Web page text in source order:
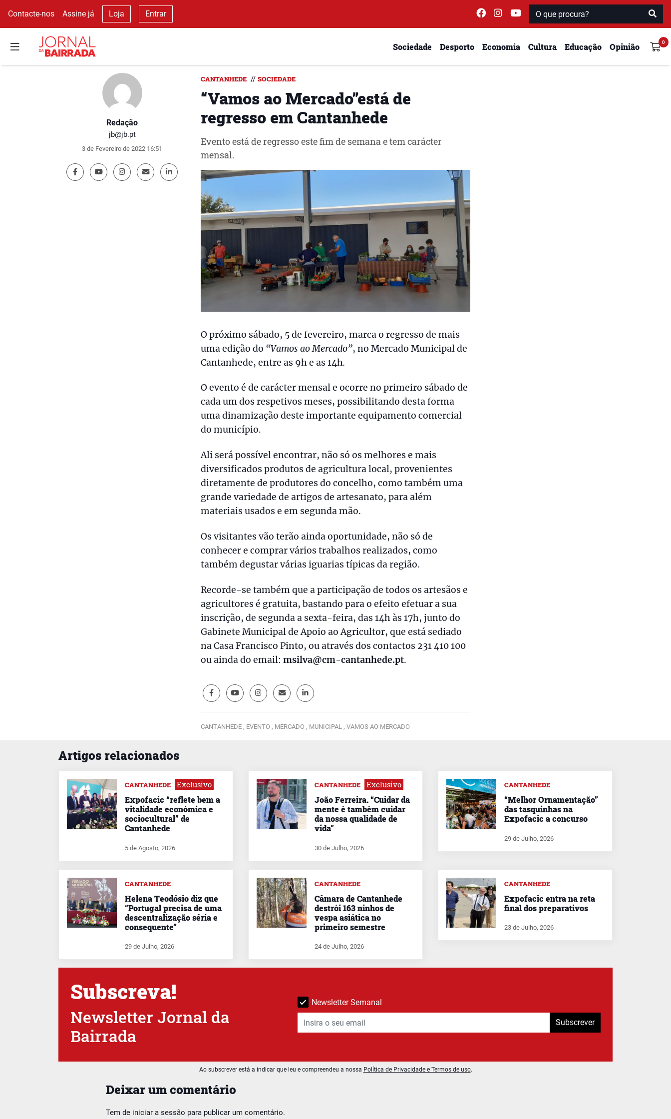
Contacte-nos Assine já Loja Entrar
Sociedade Desporto Economia Cultura Educação Opinião
Redação
jb@jb.pt
3 de Fevereiro de 2022 16:51
CANTANHEDE // SOCIEDADE
“Vamos ao Mercado”está de
regresso em Cantanhede
Evento está de regresso este fim de semana e tem carácter
mensal.
O próximo sábado, 5 de fevereiro, marca o regresso de mais
uma edição do “Vamos ao Mercado”, no Mercado Municipal de
Cantanhede, entre as 9h e as 14h.
O evento é de carácter mensal e ocorre no primeiro sábado de
cada um dos respetivos meses, possibilitando desta forma
uma dinamização deste importante equipamento comercial
do município.
Ali será possível encontrar, não só os melhores e mais
diversificados produtos de agricultura local, provenientes
diretamente de produtores do concelho, como também uma
grande variedade de artigos de artesanato, para além
materiais usados e em segunda mão.
Os visitantes vão terão ainda oportunidade, não só de
conhecer e comprar vários trabalhos realizados, como
também degustar várias iguarias típicas da região.
Recorde-se também que a participação de todos os artesãos e
agricultores é gratuita, bastando para o efeito efetuar a sua
inscrição, de segunda a sexta-feira, das 14h às 17h, junto do
Gabinete Municipal de Apoio ao Agricultor, que está sediado
na Casa Francisco Pinto, ou através dos contactos 231 410 100
ou ainda do email: msilva@cm-cantanhede.pt.
CANTANHEDE , EVENTO , MERCADO , MUNICIPAL , VAMOS AO MERCADO
Artigos relacionados
Deixar um comentário
Tem de iniciar a sessão para publicar um comentário.
CANTANHEDE Exclusivo
Expofacic “reflete bem a
vitalidade económica e
sociocultural” de
Cantanhede
5 de Agosto, 2026
CANTANHEDE Exclusivo
João Ferreira. “Cuidar da
mente é também cuidar
da nossa qualidade de
vida”
30 de Julho, 2026
CANTANHEDE
“Melhor Ornamentação”
das tasquinhas na
Expofacic a concurso
29 de Julho, 2026
CANTANHEDE
Helena Teodósio diz que
“Portugal precisa de uma
descentralização séria e
consequente”
29 de Julho, 2026
CANTANHEDE
Câmara de Cantanhede
destrói 163 ninhos de
vespa asiática no
primeiro semestre
24 de Julho, 2026
CANTANHEDE
Expofacic entra na reta
final dos preparativos
23 de Julho, 2026
Subscreva!
Newsletter Jornal da
Bairrada
Newsletter Semanal
Subscrever
Ao subscrever está a indicar que leu e compreendeu a nossa Política de Privacidade e Termos de uso.